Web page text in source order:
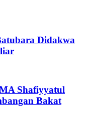
Didakwa
Shafiyyatul
Bakat